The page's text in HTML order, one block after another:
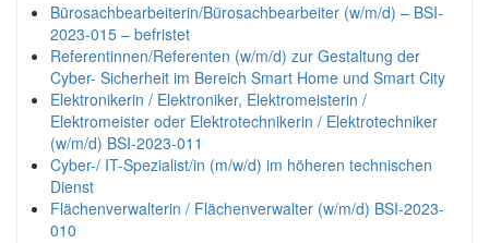
Bürosachbearbeiterin/Bürosachbearbeiter (w/m/d) – BSI-
2023-015 – befristet
Referentinnen/Referenten (w/m/d) zur Gestaltung der
Cyber- Sicherheit im Bereich Smart Home und Smart City
Elektronikerin / Elektroniker, Elektromeisterin /
Elektromeister oder Elektrotechnikerin / Elektrotechniker
(w/m/d) BSI-2023-011
Cyber-/ IT-Spezialist/in (m/w/d) im höheren technischen
Dienst
Flächenverwalterin / Flächenverwalter (w/m/d) BSI-2023-
010